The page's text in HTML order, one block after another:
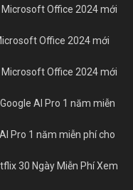
Microsoft Office 2024 mới
Office 2024 mới
Microsoft Office 2024 mới
AI Pro 1 năm miễn
Pro 1 năm miễn phí cho
30 Ngày Miễn Phí Xem